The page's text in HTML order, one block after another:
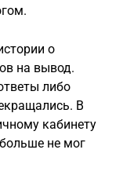
о
на вывод.
либо
В
кабинету
не мог